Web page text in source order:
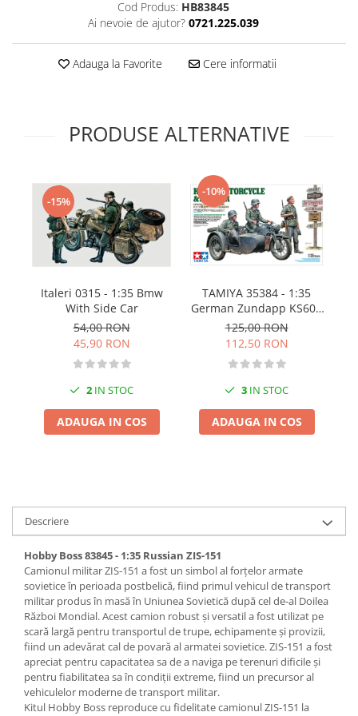
Green Stuff World
Special Effects
Diluanti, lacuri si auxiliare
Pigmenti Super Metalici
Fluorescent Paints
Chrome Paints
Dipping Inks
Pigmenti Glow In The Dark
Flexible Paint
Vopsele Metalice
Markere GSW
AERO
AFV
TAMIYA
Diluanti si auxiliare Tamiya
Vopsea acrilica Tamiya
Spray Vopsea Tamiya
Markere Vopsea Tamiya
Vallejo
Seturi de vopsele Vallejo
Trench Crusade
Warhammer The Old World
Figurine Colectionabile
Cod Produs: HB83845
Ai nevoie de ajutor? 0721.225.039
Adauga la Favorite Cere informatii
PRODUSE ALTERNATIVE
-15%
Italeri 0315 - 1:35 Bmw
With Side Car
54,00 RON
45,90 RON
2 IN STOC
ADAUGA IN COS
-10%
TAMIYA 35384 - 1:35
German Zundapp KS600
Motorcycle and Sidecar
125,00 RON
112,50 RON
3 IN STOC
ADAUGA IN COS
Descriere
Hobby Boss 83845 - 1:35 Russian ZIS-151
Camionul militar ZIS-151 a fost un simbol al forțelor armate
sovietice în perioada postbelică, fiind primul vehicul de transport
militar produs în masă în Uniunea Sovietică după cel de-al Doilea
Război Mondial. Acest camion robust și versatil a fost utilizat pe
scară largă pentru transportul de trupe, echipamente și provizii,
fiind un adevărat cal de povară al armatei sovietice. ZIS-151 a fost
apreciat pentru capacitatea sa de a naviga pe terenuri dificile și
pentru fiabilitatea sa în condiții extreme, fiind un precursor al
vehiculelor moderne de transport militar.
Kitul Hobby Boss reproduce cu fidelitate camionul ZIS-151 la